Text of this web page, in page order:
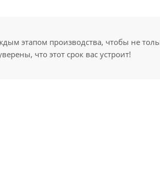
этапом производства, чтобы не
что этот срок вас устроит!